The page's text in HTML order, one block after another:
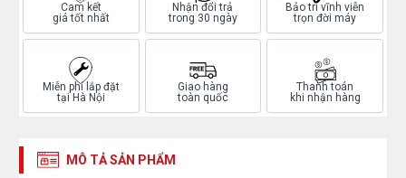
Cam kết
giá tốt nhất
Nhận đổi trả
trong 30 ngày
Bảo trì vĩnh viễn
trọn đời máy
Miễn phí lắp đặt
tại Hà Nội
Giao hàng
toàn quốc
Thanh toán
khi nhận hàng
MÔ TẢ SẢN PHẨM